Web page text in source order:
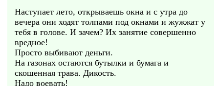
Наступает лето, открываешь окна и с утра до
вечера они ходят толпами под окнами и жужжат у
тебя в голове. И зачем? Их занятие совершенно
вредное!
Просто выбивают деньги.
На газонах остаются бутылки и бумага и
скошенная трава. Дикость.
Надо воевать!